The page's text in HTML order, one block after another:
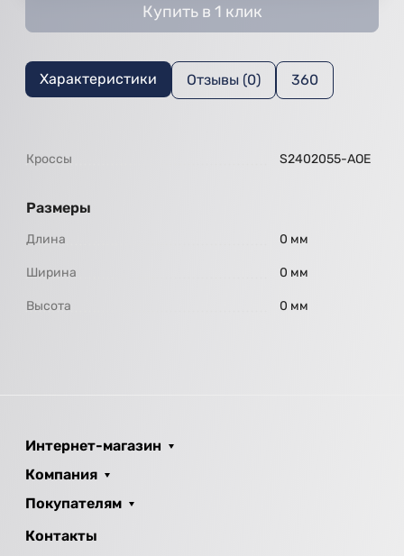
Купить в 1 клик
Характеристики Отзывы (0) 360
Кроссы S2402055-AOE
Размеры
Длина 0 мм
Ширина 0 мм
Высота 0 мм
Интернет-магазин
Компания
Покупателям
Контакты